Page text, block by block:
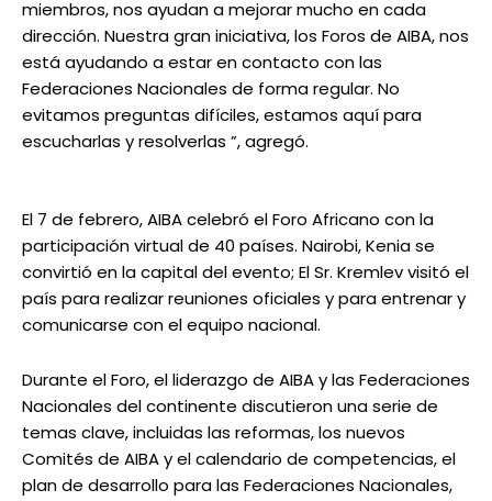
miembros, nos ayudan a mejorar mucho en cada
dirección. Nuestra gran iniciativa, los Foros de AIBA, nos
está ayudando a estar en contacto con las
Federaciones Nacionales de forma regular. No
evitamos preguntas difíciles, estamos aquí para
escucharlas y resolverlas ”, agregó.
El 7 de febrero, AIBA celebró el Foro Africano con la
participación virtual de 40 países. Nairobi, Kenia se
convirtió en la capital del evento; El Sr. Kremlev visitó el
país para realizar reuniones oficiales y para entrenar y
comunicarse con el equipo nacional.
Durante el Foro, el liderazgo de AIBA y las Federaciones
Nacionales del continente discutieron una serie de
temas clave, incluidas las reformas, los nuevos
Comités de AIBA y el calendario de competencias, el
plan de desarrollo para las Federaciones Nacionales,